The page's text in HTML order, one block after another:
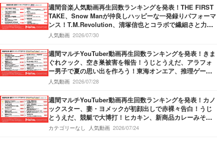
週間音楽人気動画再生回数ランキングを発表！THE FIRST
TAKE、Snow Manが仲良しハッピーな一発録りパフォーマ
ンス！T.M.Revolution、清塚信也とコラボで繊細さと力強
さ持ったパフォーマンスを披露！Vaundy、甲子園応援ソン
人気動画 2026/07/30
週間マルチYouTuber動画再生回数ランキングを発表！きま
ぐれクック、空き巣被害を報告！うじとうえだ、アラフォ
ー男子で夏の思い出を作ろう！東海オンエア、推理ゲーム
でミラクル勃発！
人気動画 2026/07/28
週間マルチYouTuber動画再生回数ランキングを発表！カノ
ックスター、妻・ヨメックが初顔出しで赤裸々告白！うじ
とうえだ、競艇で大博打！ヒカキン、新商品カレーみそき
んの発売開始を報告！
カテゴリーなし 人気動画 2026/07/24